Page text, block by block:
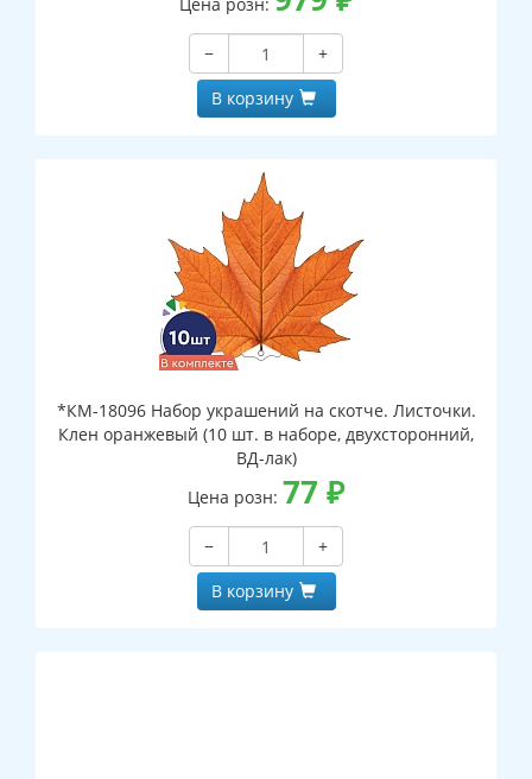
Цена розн:
−
+
В корзину
*КМ-18096 Набор украшений на скотче. Листочки.
Клен оранжевый (10 шт. в наборе, двухсторонний,
ВД-лак)
Цена розн: 77 ₽
−
+
В корзину